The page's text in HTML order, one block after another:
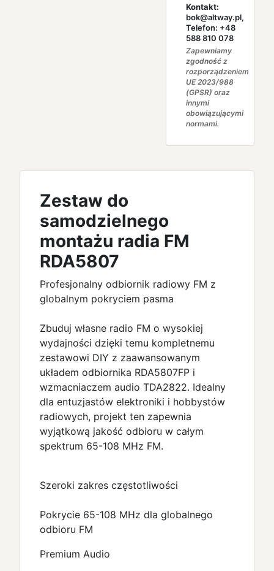
Kontakt:
bok@altway.pl,
Telefon: +48
588 810 078
Zapewniamy
zgodność z
rozporządzeniem
UE 2023/988
(GPSR) oraz
innymi
obowiązującymi
normami.
Zestaw do
samodzielnego
montażu radia FM
RDA5807
Profesjonalny odbiornik radiowy FM z
globalnym pokryciem pasma
Zbuduj własne radio FM o wysokiej
wydajności dzięki temu kompletnemu
zestawowi DIY z zaawansowanym
układem odbiornika RDA5807FP i
wzmacniaczem audio TDA2822. Idealny
dla entuzjastów elektroniki i hobbystów
radiowych, projekt ten zapewnia
wyjątkową jakość odbioru w całym
spektrum 65-108 MHz FM.
Szeroki zakres częstotliwości
Pokrycie 65-108 MHz dla globalnego
odbioru FM
Premium Audio